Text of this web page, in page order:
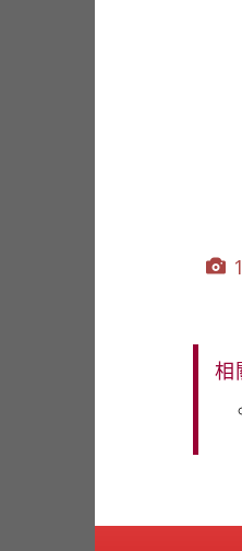
相